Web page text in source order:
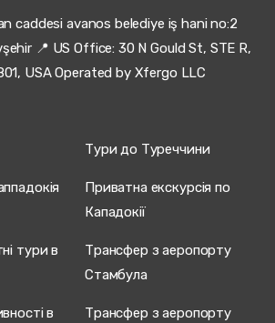
caddesi avanos belediye iş hani no:2
📍 US Office: 30 N Gould St, STE R,
USA Operated by Xfergo LLC
Тури до Туреччини
Приватна екскурсія по
Кападокії
тури в
Трансфер з аеропорту
Стамбула
в
Трансфер з аеропорту